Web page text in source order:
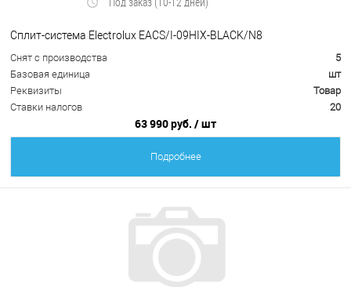
Сплит-система Electrolux EACS/I-09HIX-BLACK/N8
Снят с производства
5
Базовая единица
шт
Реквизиты
Товар
Ставки налогов
20
63 990 руб. / шт
Подробнее